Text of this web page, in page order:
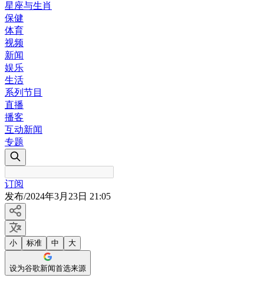
星座与生肖
保健
体育
视频
新闻
娱乐
生活
系列节目
直播
播客
互动新闻
专题
订阅
发布/2024年3月23日 21:05
小 标准 中 大
设为谷歌新闻首选来源